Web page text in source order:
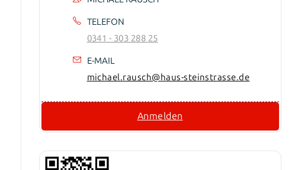
TELEFON
0341 - 303 288 25
E-MAIL
michael.rausch@haus-steinstrasse.de
Anmelden